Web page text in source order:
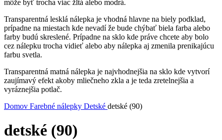
môže byť trocha viac žltá alebo modrá.
Transparentná lesklá nálepka je vhodná hlavne na biely podklad,
prípadne na miestach kde nevadí že bude chýbať biela farba alebo
farby budú skreslené. Prípadne na sklo kde práve chcete aby bolo
cez nálepku trocha vidieť alebo aby nálepka aj zmenila prenikajúcu
farbu svetla.
Transparentná matná nálepka je najvhodnejšia na sklo kde vytvorí
zaujímavý efekt akoby mliečneho zkla a je teda zretelnejšia a
vyráznejšia potlač.
Domov Farebné nálepky Detské detské (90)
detské (90)